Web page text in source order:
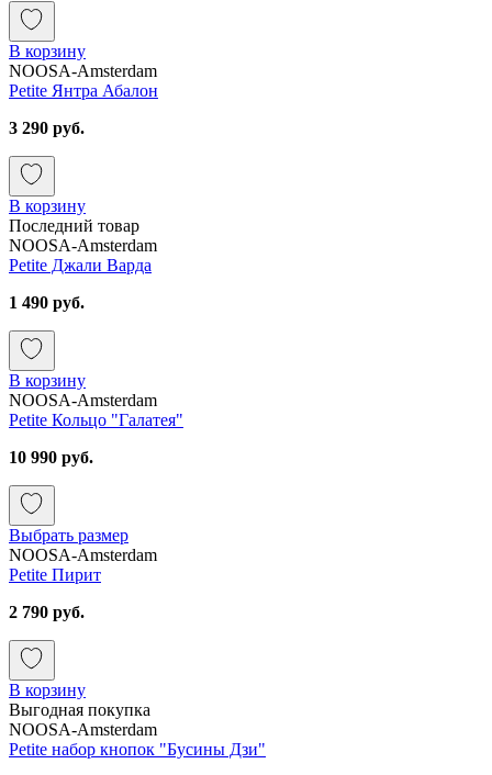
В корзину
NOOSA-Amsterdam
Petite Янтра Абалон
3 290 руб.
В корзину
Последний товар
NOOSA-Amsterdam
Petite Джали Варда
1 490 руб.
В корзину
NOOSA-Amsterdam
Petite Кольцо "Галатея"
10 990 руб.
Выбрать размер
NOOSA-Amsterdam
Petite Пирит
2 790 руб.
В корзину
Выгодная покупка
NOOSA-Amsterdam
Petite набор кнопок "Бусины Дзи"